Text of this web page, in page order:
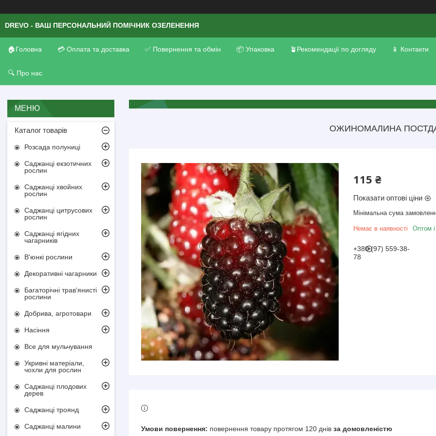
DREVO - ВАШ ПЕРСОНАЛЬНИЙ ПОМІЧНИК ОЗЕЛЕНЕННЯ
🏠Головна 💳 Оплата та доставка ✅ Повернення та обмін 📦 Упаковка 🪴Рекомендації по догляду 📱 Контакти
🔍 Про нас
ОЖИНОМАЛИНА
115 ₴
Показати оптові ціни
Мінімальна сума
Немає в наявності Оптом і
+380 (97) 559-38-
78
повернення товару протягом 120 днів за домовленістю
Каталог товарів
Розсада полуниці
Саджанці екзотичних
рослин
Саджанці хвойних
рослин
Саджанці цитрусових
рослин
Саджанці ягідних
чагарників
В'юнкі рослини
Декоративні чагарники
Багаторічні трав'янисті
рослини
Добрива, агротовари
Насіння
Все для мульчування
Укривні матеріали,
чохли для рослин
Саджанці плодових
дерев
Саджанці троянд
Саджанці малини